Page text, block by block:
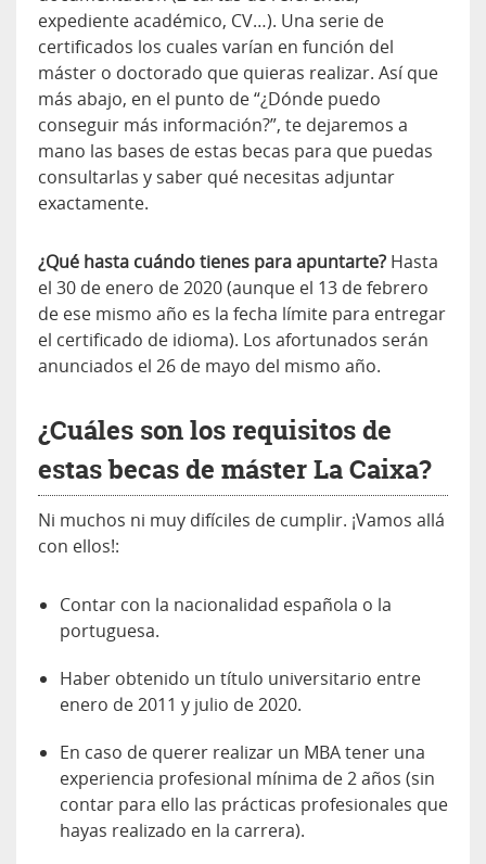
expediente académico, CV…). Una serie de
certificados los cuales varían en función del
máster o doctorado que quieras realizar. Así que
más abajo, en el punto de “¿Dónde puedo
conseguir más información?”, te dejaremos a
mano las bases de estas becas para que puedas
consultarlas y saber qué necesitas adjuntar
exactamente.
¿Qué hasta cuándo tienes para apuntarte? Hasta
el 30 de enero de 2020 (aunque el 13 de febrero
de ese mismo año es la fecha límite para entregar
el certificado de idioma). Los afortunados serán
anunciados el 26 de mayo del mismo año.
¿Cuáles son los requisitos de
estas becas de máster La Caixa?
Ni muchos ni muy difíciles de cumplir. ¡Vamos allá
con ellos!:
Contar con la nacionalidad española o la
portuguesa.
Haber obtenido un título universitario entre
enero de 2011 y julio de 2020.
En caso de querer realizar un MBA tener una
experiencia profesional mínima de 2 años (sin
contar para ello las prácticas profesionales que
hayas realizado en la carrera).